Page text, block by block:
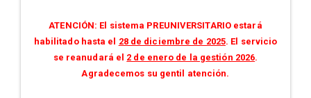
ATENCIÓN: El sistema PREUNIVERSITARIO estará
habilitado hasta el 28 de diciembre de 2025. El servicio
se reanudará el 2 de enero de la gestión 2026.
Agradecemos su gentil atención.